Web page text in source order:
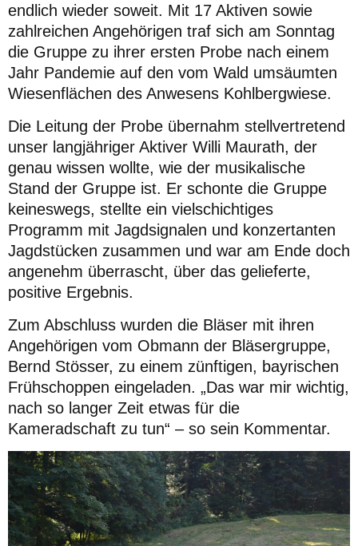
endlich wieder soweit. Mit 17 Aktiven sowie
zahlreichen Angehörigen traf sich am Sonntag
die Gruppe zu ihrer ersten Probe nach einem
Jahr Pandemie auf den vom Wald umsäumten
Wiesenflächen des Anwesens Kohlbergwiese.
Die Leitung der Probe übernahm stellvertretend
unser langjähriger Aktiver Willi Maurath, der
genau wissen wollte, wie der musikalische
Stand der Gruppe ist. Er schonte die Gruppe
keineswegs, stellte ein vielschichtiges
Programm mit Jagdsignalen und konzertanten
Jagdstücken zusammen und war am Ende doch
angenehm überrascht, über das gelieferte,
positive Ergebnis.
Zum Abschluss wurden die Bläser mit ihren
Angehörigen vom Obmann der Bläsergruppe,
Bernd Stösser, zu einem zünftigen, bayrischen
Frühschoppen eingeladen. „Das war mir wichtig,
nach so langer Zeit etwas für die
Kameradschaft zu tun“ – so sein Kommentar.